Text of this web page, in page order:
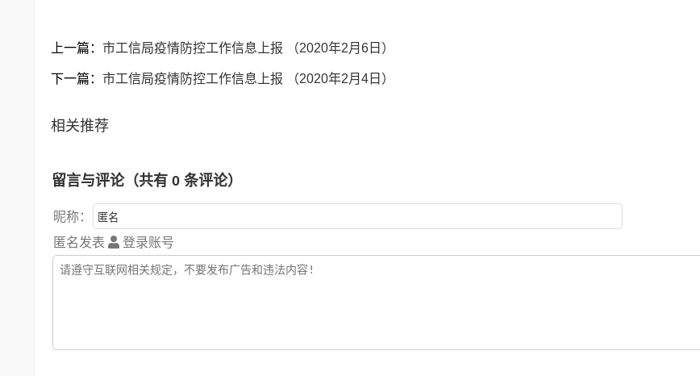
上一篇： 市工信局疫情防控工作信息上报 （2020年2月6日）
下一篇： 市工信局疫情防控工作信息上报 （2020年2月4日）
相关推荐
留言与评论（共有 0 条评论）
昵称：
匿名发表
登录账号